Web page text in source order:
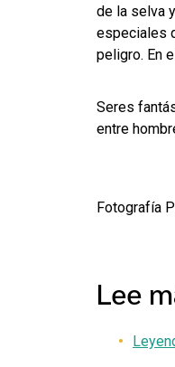
de la selva
especiales
peligro. En
Seres
entre
Fotografía
Lee